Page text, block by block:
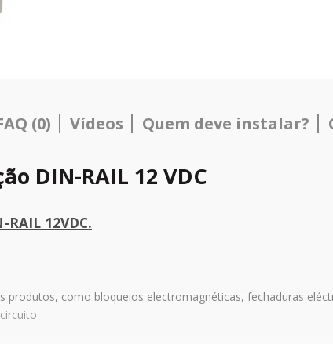
(0) Vídeos Quem deve instalar?
DIN-RAIL 12 VDC
12VDC.
produtos, como bloqueios electromagnéticas, fechaduras